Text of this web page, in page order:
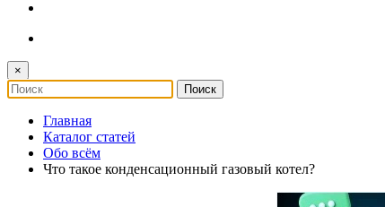
×
Главная
Каталог статей
Обо всём
Что такое конденсационный газовый котел?